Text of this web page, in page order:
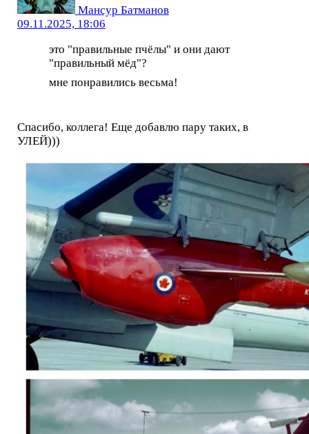
Мансур Батманов
09.11.2025, 18:06
это "правильные пчёлы" и они дают
"правильный мёд"?
мне понравились весьма!
Спасибо, коллега! Еще добавлю пару таких, в
УЛЕЙ)))